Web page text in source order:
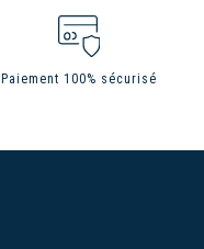
Paiement 100% sécurisé